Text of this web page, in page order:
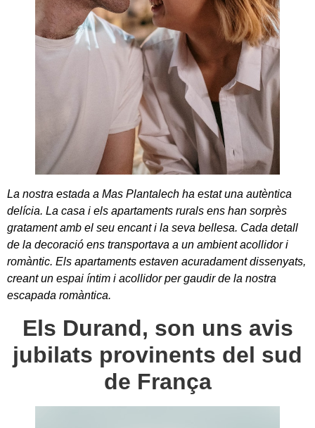
La nostra estada a Mas Plantalech ha estat una autèntica
delícia. La casa i els apartaments rurals ens han sorprès
gratament amb el seu encant i la seva bellesa. Cada detall
de la decoració ens transportava a un ambient acollidor i
romàntic. Els apartaments estaven acuradament dissenyats,
creant un espai íntim i acollidor per gaudir de la nostra
escapada romàntica.
Els Durand, son uns avis
jubilats provinents del sud
de França